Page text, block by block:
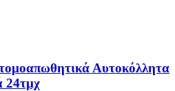
Αυτοκόλλητα
24τμχ